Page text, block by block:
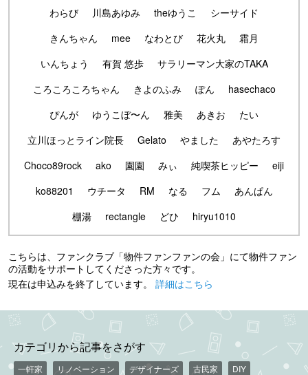
わらび
川島あゆみ theゆうこ
シーサイド
きんちゃん
mee なわとび 花火丸
霜月
いんちょう
有賀 悠歩
サラリーマン大家のTAKA
ころころころちゃん
きよのふみ ぽん
hasechaco
ぴんが
ゆうこぼ〜ん 雅美 あきお
たい
立川ほっとライン院長
Gelato やました
あやたろす
Choco89rock
ako 園園 みぃ 純喫茶ヒッピー
eiji
ko88201
ウチータ RM なる フム
あんぱん
棚湯
rectangle どひ hiryu1010
こちらは、ファンクラブ「物件ファンファンの会」にて物件ファン
の活動をサポートしてくださった方々です。
現在は申込みを終了しています。 詳細はこちら
カテゴリから記事をさがす
一軒家 リノベーション デザイナーズ 古民家
DIY